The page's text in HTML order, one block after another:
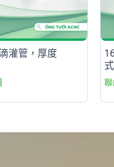
灌管，厚度